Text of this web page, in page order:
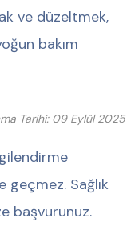
ve düzeltmek,
bakım
Tarihi: 09 Eylül 2025
geçmez. Sağlık
başvurunuz.